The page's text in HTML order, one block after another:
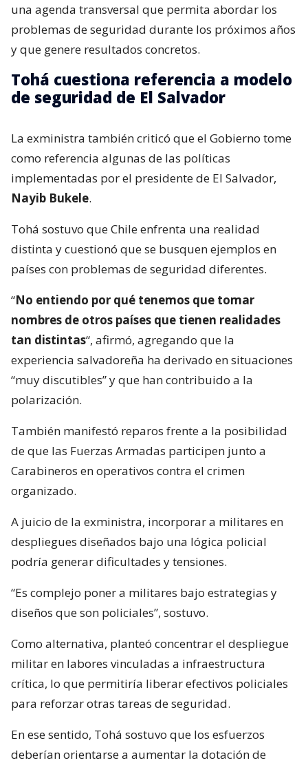
una agenda transversal que permita abordar los
problemas de seguridad durante los próximos años
y que genere resultados concretos.
Tohá cuestiona referencia a modelo
de seguridad de El Salvador
La exministra también criticó que el Gobierno tome
como referencia algunas de las políticas
implementadas por el presidente de El Salvador,
Nayib Bukele.
Tohá sostuvo que Chile enfrenta una realidad
distinta y cuestionó que se busquen ejemplos en
países con problemas de seguridad diferentes.
“No entiendo por qué tenemos que tomar
nombres de otros países que tienen realidades
tan distintas“, afirmó, agregando que la
experiencia salvadoreña ha derivado en situaciones
“muy discutibles” y que han contribuido a la
polarización.
También manifestó reparos frente a la posibilidad
de que las Fuerzas Armadas participen junto a
Carabineros en operativos contra el crimen
organizado.
A juicio de la exministra, incorporar a militares en
despliegues diseñados bajo una lógica policial
podría generar dificultades y tensiones.
“Es complejo poner a militares bajo estrategias y
diseños que son policiales”, sostuvo.
Como alternativa, planteó concentrar el despliegue
militar en labores vinculadas a infraestructura
crítica, lo que permitiría liberar efectivos policiales
para reforzar otras tareas de seguridad.
En ese sentido, Tohá sostuvo que los esfuerzos
deberían orientarse a aumentar la dotación de